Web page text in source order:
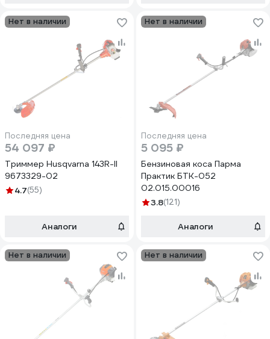
Нет в наличии
Последняя цена
54 097 ₽
Триммер Husqvarna 143R-II
9673329-02
4.7(55)
Аналоги
Нет в наличии
Последняя цена
5 095 ₽
Бензиновая коса Парма
Практик БТК-052
02.015.00016
3.8(121)
Аналоги
Нет в наличии Нет в наличии